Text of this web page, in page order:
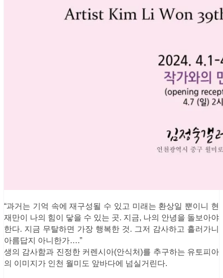
“과거는 기억 속에 재구성될 수 있고 미래는 환상일 뿐이니 현
재만이 나의 힘이 닿을 수 있는 곳. 지금, 나의 안녕을 돌보아야
한다. 지금 무탈하면 가장 행복한 것. 그저 감사하고 흘러가니
아름답지 아니한가….”
생의 감사함과 진정한 커렌시아(안식처)를 추구하는 유토피아
의 이미지가 인천 월미도 앞바다에 넘실거린다.